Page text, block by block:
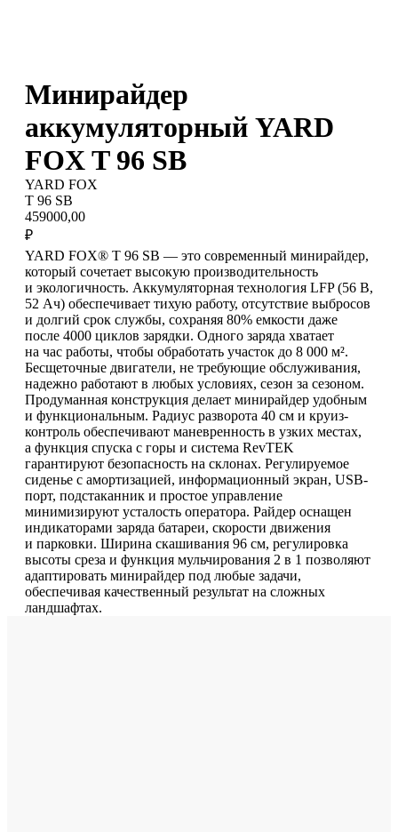
Минирайдер
аккумуляторный YARD
FOX T 96 SB
YARD FOX
T 96 SB
459000,00
₽
YARD FOX® T 96 SB — это современный минирайдер,
который сочетает высокую производительность
и экологичность. Аккумуляторная технология LFP (56 В,
52 Ач) обеспечивает тихую работу, отсутствие выбросов
и долгий срок службы, сохраняя 80% емкости даже
после 4000 циклов зарядки. Одного заряда хватает
на час работы, чтобы обработать участок до 8 000 м².
Бесщеточные двигатели, не требующие обслуживания,
надежно работают в любых условиях, сезон за сезоном.
Продуманная конструкция делает минирайдер удобным
и функциональным. Радиус разворота 40 см и круиз-
контроль обеспечивают маневренность в узких местах,
а функция спуска с горы и система RevTEK
гарантируют безопасность на склонах. Регулируемое
сиденье с амортизацией, информационный экран, USB-
порт, подстаканник и простое управление
минимизируют усталость оператора. Райдер оснащен
индикаторами заряда батареи, скорости движения
и парковки. Ширина скашивания 96 см, регулировка
высоты среза и функция мульчирования 2 в 1 позволяют
адаптировать минирайдер под любые задачи,
обеспечивая качественный результат на сложных
ландшафтах.